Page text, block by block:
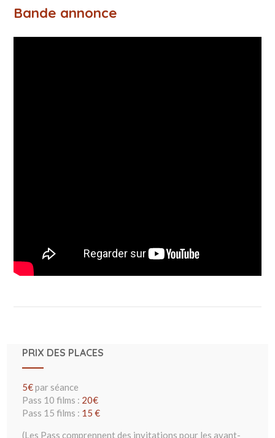
Bande annonce
PRIX DES PLACES
5€par séance
Pass 10 films : 20€
Pass 15 films : 15 €
(Les Pass comprennent des invitations pour les avant-